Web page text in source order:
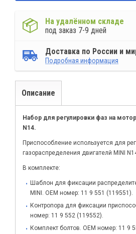
На удалённом складе
под заказ 7-9 дней
Доставка по России и
Подробная информация
Описание
Набор для регулировки фаз на
N14.
Приспособление используется для
газораспределения двигателй MINI
В комплекте:
Шаблон для фиксации
MINI. OEM номер: 11 9 551 (119551).
Контропора для фиксации
номер: 11 9 552 (119552).
Комплект болтов. OEM номер: 11 9